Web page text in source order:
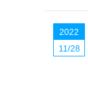
2022
11/28